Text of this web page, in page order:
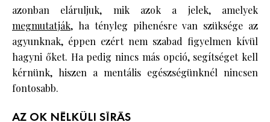
azonban eláruljuk, mik azok a jelek, amelyek
megmutatják, ha tényleg pihenésre van szüksége az
agyunknak, éppen ezért nem szabad figyelmen kívül
hagyni őket. Ha pedig nincs más opció, segítséget kell
kérnünk, hiszen a mentális egészségünknél nincsen
fontosabb.
AZ OK NÉLKÜLI SÍRÁS